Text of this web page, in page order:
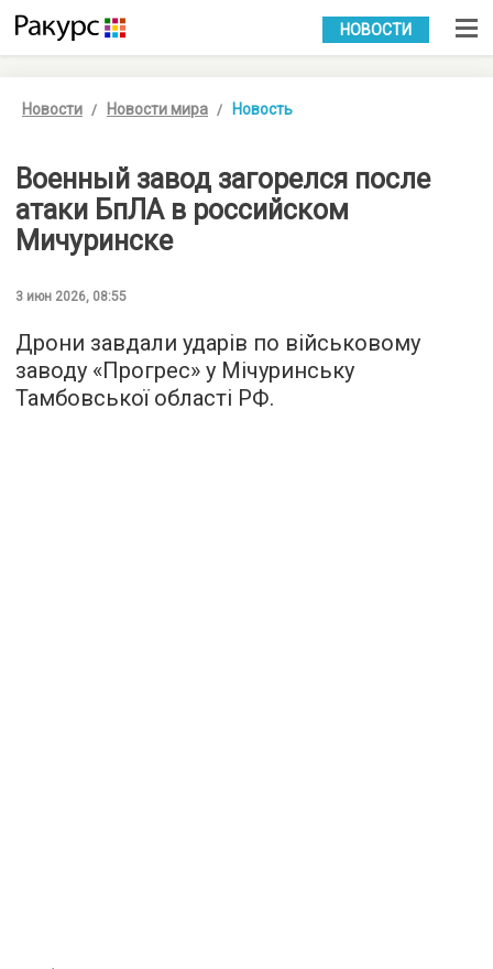
УКР РУС
НОВОСТИ
Новости Новости мира Новость
Военный завод загорелся после
атаки БпЛА в российском
Мичуринске
3 июн 2026, 08:55
Дрони завдали ударів по військовому
заводу «Прогрес» у Мічуринську
Тамбовської області РФ.